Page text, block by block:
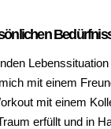
mit einem
mit einem
erfüllt und in